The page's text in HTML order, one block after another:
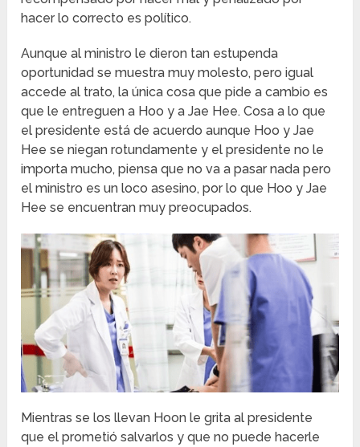
hacer lo correcto es político.
Aunque al ministro le dieron tan estupenda
oportunidad se muestra muy molesto, pero igual
accede al trato, la única cosa que pide a cambio es
que le entreguen a Hoo y a Jae Hee. Cosa a lo que
el presidente está de acuerdo aunque Hoo y Jae
Hee se niegan rotundamente y el presidente no le
importa mucho, piensa que no va a pasar nada pero
el ministro es un loco asesino, por lo que Hoo y Jae
Hee se encuentran muy preocupados.
Mientras se los llevan Hoon le grita al presidente
que el prometió salvarlos y que no puede hacerle